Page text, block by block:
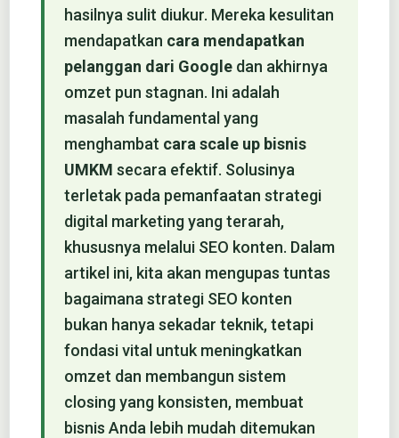
hasilnya sulit diukur. Mereka kesulitan
mendapatkan cara mendapatkan
pelanggan dari Google dan akhirnya
omzet pun stagnan. Ini adalah
masalah fundamental yang
menghambat cara scale up bisnis
UMKM secara efektif. Solusinya
terletak pada pemanfaatan strategi
digital marketing yang terarah,
khususnya melalui SEO konten. Dalam
artikel ini, kita akan mengupas tuntas
bagaimana strategi SEO konten
bukan hanya sekadar teknik, tetapi
fondasi vital untuk meningkatkan
omzet dan membangun sistem
closing yang konsisten, membuat
bisnis Anda lebih mudah ditemukan